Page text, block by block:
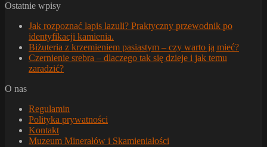
Ostatnie wpisy
Jak rozpoznać lapis lazuli? Praktyczny przewodnik po
identyfikacji kamienia.
Biżuteria z krzemieniem pasiastym – czy warto ją mieć?
Czernienie srebra – dlaczego tak się dzieje i jak temu
zaradzić?
O nas
Regulamin
Polityka prywatności
Kontakt
Muzeum Minerałów i Skamieniałości